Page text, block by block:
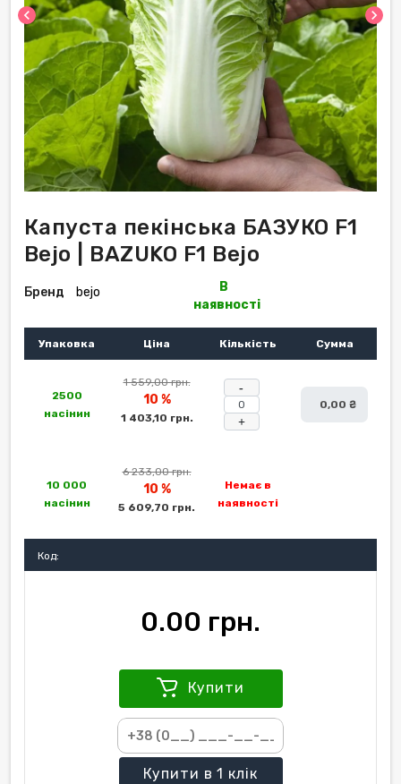
chevron_left chevron_right
Капуста пекінська БАЗУКО F1
Bejo | BAZUKO F1 Bejo
Бренд bejo
В
наявності
Упаковка Ціна Кількість Сумма
2500
насінин
1 559,00 грн.
10 %
1 403,10 грн. +
0,00 ₴
10 000
насінин
6 233,00 грн.
10 %
5 609,70 грн.
Немає в
наявності
Код:
0.00 грн.
Купити
Купити в 1 клік